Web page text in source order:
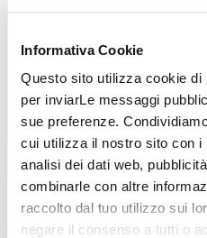
Informativa Cookie
Questo sito utilizza cookie
per inviarLe messaggi
sue preferenze.
cui utilizza il nostro sito con
analisi dei dati web,
combinarle con altre
raccolto dal tuo utilizzo sui
negare il consenso a tutti o
TILE AS ART